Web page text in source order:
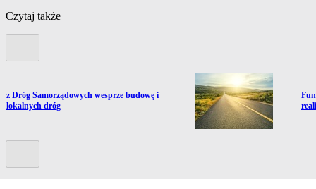
Czytaj także
do artykułu:
Dróg Samorządowych wesprze budowę i
lokalnych dróg